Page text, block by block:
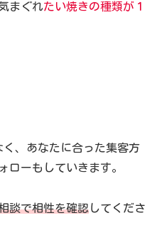
まぐれたい焼きの種類が１
く、あなたに合った集客方
ローもしていきます。
談で相性を確認してくださ